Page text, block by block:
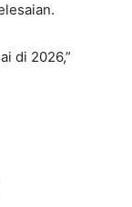
di 2026,”